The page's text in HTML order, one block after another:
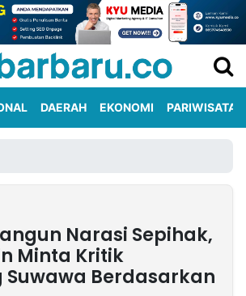
DAERAH EKONOMI PARIWISATA
Narasi Sepihak,
Minta Kritik
Berdasarkan